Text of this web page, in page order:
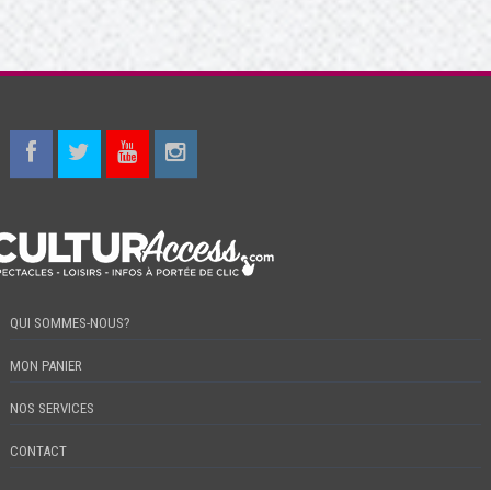
QUI SOMMES-NOUS?
MON PANIER
NOS SERVICES
CONTACT